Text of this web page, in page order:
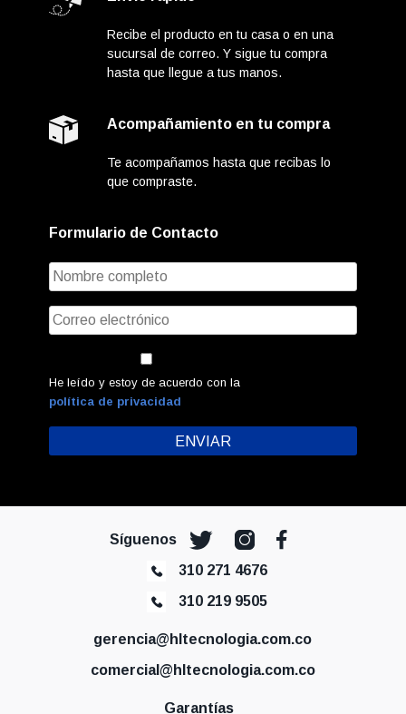
Recibe el producto en tu casa o en una
sucursal de correo. Y sigue tu compra
hasta que llegue a tus manos.
Acompañamiento en tu compra
Te acompañamos hasta que recibas lo
que compraste.
Formulario de Contacto
He leído y estoy de acuerdo con la
política de privacidad
Síguenos
310 271 4676
310 219 9505
gerencia@hltecnologia.com.co
comercial@hltecnologia.com.co
Garantías